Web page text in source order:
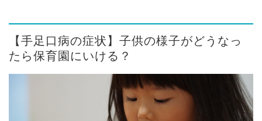
【手足口病の症状】子供の様子がどうなっ
たら保育園にいける？